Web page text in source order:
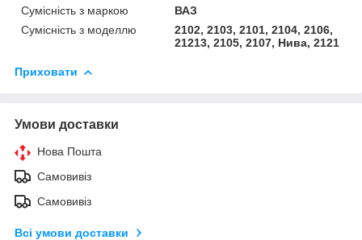
Сумісність з маркою
ВАЗ
Сумісність з моделлю
2102, 2103, 2101, 2104, 2106,
21213, 2105, 2107, Нива, 2121
Приховати
Умови доставки
Нова Пошта
Самовивіз
Самовивіз
Всі умови доставки